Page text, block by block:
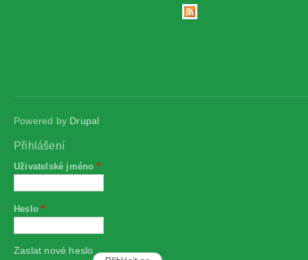
Powered by Drupal
Přihlášení
Uživatelské jméno *
Heslo*
Zaslat nové heslo